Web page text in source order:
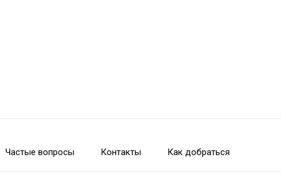
Частые вопросы Контакты Как добраться